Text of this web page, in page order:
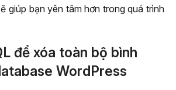
giúp bạn yên tâm hơn trong quá trình
để xóa toàn bộ bình
WordPress